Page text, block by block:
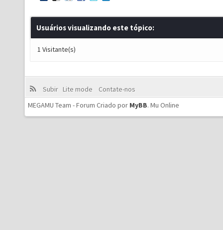
Usuários visualizando este tópico:
1 Visitante(s)
Subir Lite mode
Contate-nos
MEGAMU Team - Forum Criado por MyBB. Mu Online